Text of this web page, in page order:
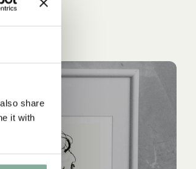
share
it with
IN DEN WARENKORB
ASTRID LINDGREN
59.95 EUR